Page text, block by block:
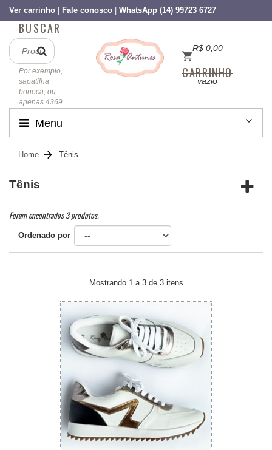
Ver carrinho Fale conosco WhatsApp (14) 99723 6727
BUSCAR
Por exemplo,
sapatilha
boneca, ou
apenas 4369
R$ 0,00
CARRINHO
vazio
Menu
Home Tênis
Tênis
Foram encontrados 3 produtos.
Ordenado por
Mostrando 1 a 3 de 3 itens